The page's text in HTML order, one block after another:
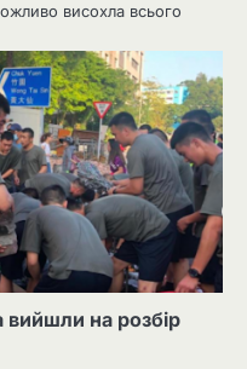
висохла всього
вийшли на розбір